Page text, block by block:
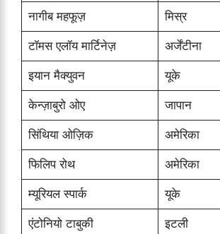
नागीब महफूज़ मिस्र
टॉमस एलॉय मार्टिनेज़ अर्जेंटीना
इयान मैक्युवन यूके
केन्ज़ाबुरो ओए जापान
सिंथिया ओज़िक अमेरिका
फिलिप रोथ अमेरिका
म्यूरियल स्पार्क यूके
एंटोनियो टाबुकी इटली